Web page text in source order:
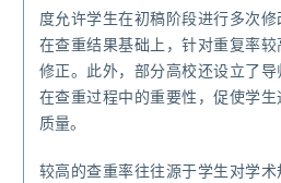
度允许学生在初稿阶段进行多次
在查重结果基础上，针对重复率
修正。此外，部分高校还设立了
在查重过程中的重要性，促使学
质量。
较高的查重率往往源于学生对学